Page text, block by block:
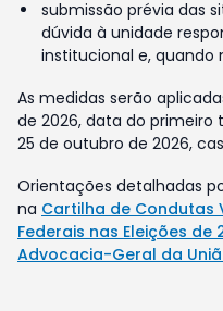
submissão prévia das
dúvida à unidade
institucional e, quando
As medidas serão
de 2026, data do
25 de outubro de 2026,
Orientações detalhadas
na Cartilha de Condutas
Federais nas Eleições
Advocacia-Geral da